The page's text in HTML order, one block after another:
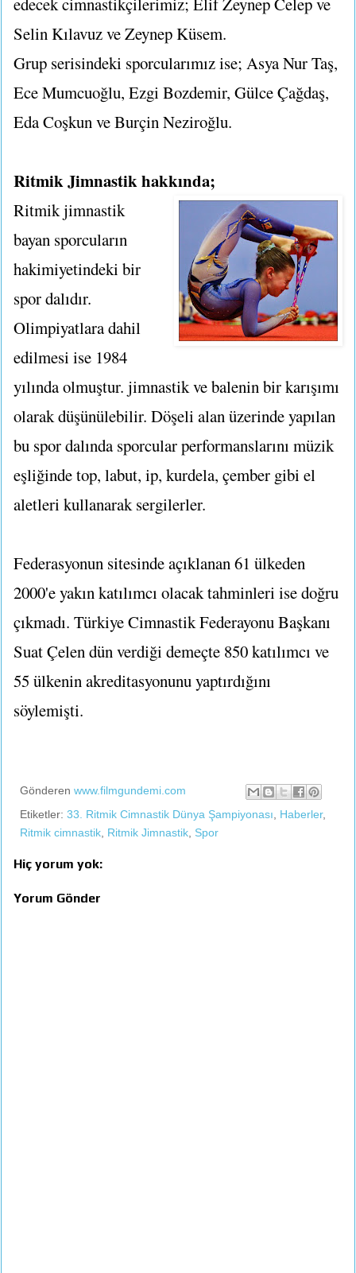
Selin Kılavuz ve Zeynep Küsem.
Grup serisindeki sporcularımız ise; Asya Nur Taş,
Ece Mumcuoğlu, Ezgi Bozdemir, Gülce Çağdaş,
Eda Coşkun ve Burçin Neziroğlu.
Ritmik Jimnastik hakkında;
Ritmik jimnastik
bayan sporcuların
hakimiyetindeki bir
spor dalıdır.
Olimpiyatlara dahil
edilmesi ise 1984
yılında olmuştur. jimnastik ve balenin bir karışımı
olarak düşünülebilir. Döşeli alan üzerinde yapılan
bu spor dalında sporcular performanslarını müzik
eşliğinde top, labut, ip, kurdela, çember gibi el
aletleri kullanarak sergilerler.
Federasyonun sitesinde açıklanan 61 ülkeden
2000'e yakın katılımcı olacak tahminleri ise doğru
çıkmadı. Türkiye Cimnastik Federayonu Başkanı
Suat Çelen dün verdiği demeçte 850 katılımcı ve
55 ülkenin akreditasyonunu yaptırdığını
söylemişti.
Gönderen www.filmgundemi.com
Etiketler: 33. Ritmik Cimnastik Dünya Şampiyonası Haberler,
Ritmik cimnastik Ritmik Jimnastik Spor
Hiç yorum yok:
Yorum Gönder